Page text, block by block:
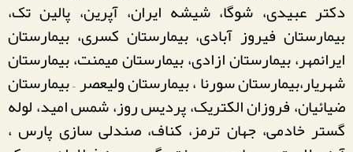
دکتر عبیدی، شوگا، شیشه ایران، آپرین، پالین تک،
بیمارستان فیروز آبادی، بیمارستان کسری، بیمارستان
ایرانمهر، بیمارستان ازادی، بیمارستان میمنت، بیمارستان
شهریار،بیمارستان سورنا ، بیمارستان ولیعصر – بیمارستان
ضیائیان، فروزان الکتریک، پردیس روز، شمس امید، لوله
گستر خادمی، جهان ترمز، کناف، صندلی سازی پارس ،